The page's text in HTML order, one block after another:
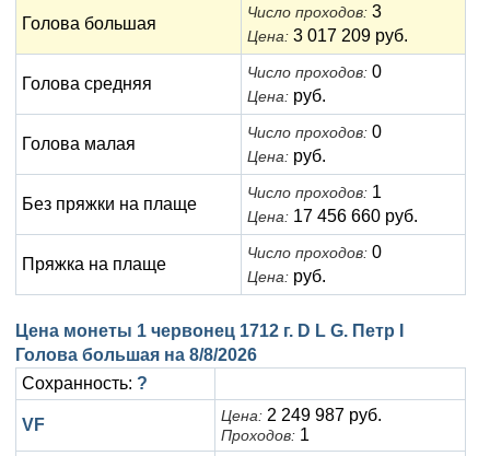
Для Речи Посполитой
Голова большая
Число проходов: 3
Цена: 3 017 209 руб.
Голова средняя
Число проходов: 0
Цена: руб.
Голова малая
Число проходов: 0
Цена: руб.
Без пряжки на плаще
Число проходов: 1
Цена: 17 456 660 руб.
Пряжка на плаще
Число проходов: 0
Цена: руб.
Цена монеты 1 червонец 1712 г. D L G. Петр I
Голова большая на 8/8/2026
Сохранность: ?
VF Цена: 2 249 987 руб.
Проходов: 1